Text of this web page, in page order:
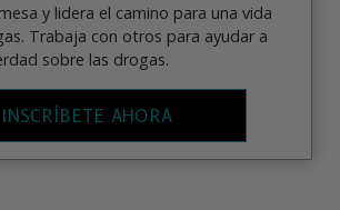
y lidera el camino para una vida
Trabaja con otros para ayudar a
sobre las drogas.
INSCRÍBETE AHORA